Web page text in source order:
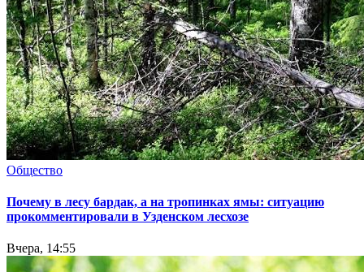
Общество
Почему в лесу бардак, а на тропинках ямы: ситуацию
прокомментировали в Узденском лесхозе
Вчера, 14:55